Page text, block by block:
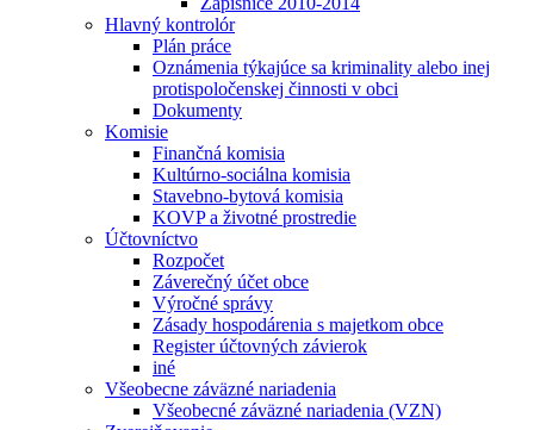
Hlavný kontrolór
Plán práce
Oznámenia týkajúce sa kriminality alebo inej
protispoločenskej činnosti v obci
Dokumenty
Komisie
Finančná komisia
Kultúrno-sociálna komisia
Stavebno-bytová komisia
KOVP a životné prostredie
Účtovníctvo
Rozpočet
Záverečný účet obce
Výročné správy
Zásady hospodárenia s majetkom obce
Register účtovných závierok
iné
Všeobecne záväzné nariadenia
Všeobecné záväzné nariadenia (VZN)